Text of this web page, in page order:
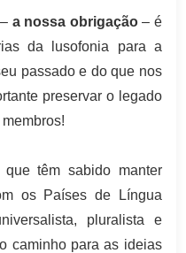
a nossa obrigação– é
da lusofonia para a
passado e do que nos
preservar o legado
têm sabido manter
os Países de Língua
pluralista e
caminho para as ideias